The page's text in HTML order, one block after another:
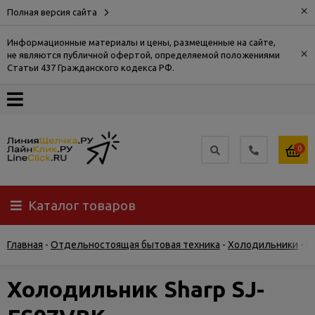
Полная версия сайта ×
Информационные материалы и цены, размещенные на сайте,
не являются публичной офертой, определяемой положениями
Статьи 437 Гражданского кодекса РФ.
×
О
Доставка
Самовывоз
Гарантия
0
Каталог товаров
Главная - Отдельностоящая бытовая техника - Холодильники -
Холодильник Sharp SJ-